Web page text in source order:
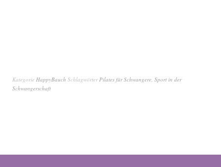
Kategorie HappyBauch Schlagwörter Pilates für Schwangere Sport in der
Schwangerschaft